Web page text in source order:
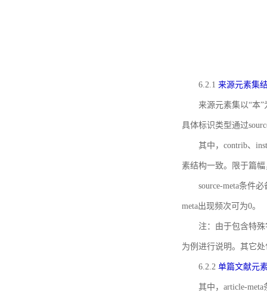
6.2.1 来源元素集
来源元素集以“本
具体标识类型通过
其中，contrib、
素结构一致。限于篇
source-meta条件
meta出现频次可为0。
注：由于包含特殊
为例进行说明。其它
6.2.2 单篇文献元
其中，article-